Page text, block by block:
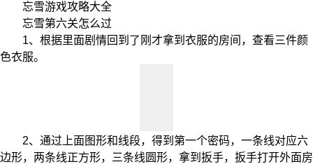
忘雪游戏攻略大全
忘雪第六关怎么过
1、根据里面剧情回到了刚才拿到衣服的房间，查看三件颜
色衣服。
2、通过上面图形和线段，得到第一个密码，一条线对应六
边形，两条线正方形，三条线圆形，拿到扳手，扳手打开外面房